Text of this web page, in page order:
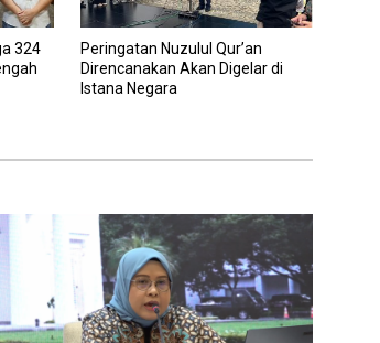
324
Peringatan Nuzulul Qur’an
Direncanakan Akan Digelar di
Istana Negara